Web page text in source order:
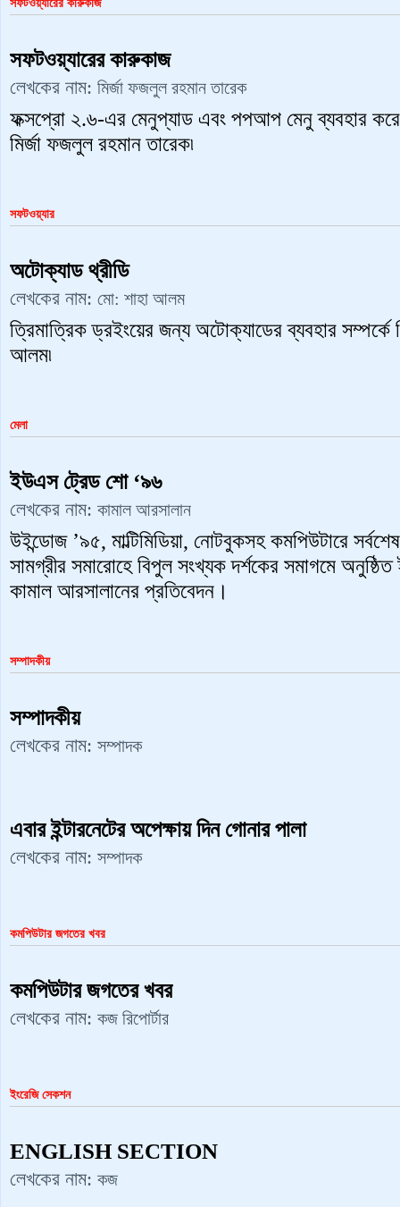
সফটওয়্যারের কারুকাজ
সফটওয়্যারের কারুকাজ
লেখকের নাম: মির্জা ফজলুল রহমান তারেক
ফক্সপ্রো ২.৬-এর মেনুপ্যাড এবং পপআপ মেনু ব্যবহার করে
মির্জা ফজলুল রহমান তারেক৷
সফটওয়্যার
অটোক্যাড থ্রীডি
লেখকের নাম: মো: শাহা আলম
ত্রিমাত্রিক ড্রইংয়ের জন্য অটোক্যাডের ব্যবহার
আলম৷
মেলা
ইউএস ট্রেড শো ‘৯৬
লেখকের নাম: কামাল আরসালান
উইন্ডোজ ’৯৫, মাল্টিমিডিয়া, নোটবুকসহ কমপিউটারে
সামগ্রীর সমারোহে বিপুল সংখ্যক দর্শকের সমাগমে
কামাল আরসালানের প্রতিবেদন।
সম্পাদকীয়
সম্পাদকীয়
লেখকের নাম: সম্পাদক
এবার ইন্টারনেটের অপেক্ষায় দিন গোনার পালা
লেখকের নাম: সম্পাদক
কমপিউটার জগতের খবর
কমপিউটার জগতের খবর
লেখকের নাম: কজ রিপোর্টার
ইংরেজি সেকশন
ENGLISH SECTION
লেখকের নাম: কজ